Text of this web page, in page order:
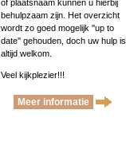
of plaatsnaam kunnen u hierbij
behulpzaam zijn. Het overzicht
wordt zo goed mogelijk ''up to
date'' gehouden, doch uw hulp is
altijd welkom.
Veel kijkplezier!!!
Meer informatie